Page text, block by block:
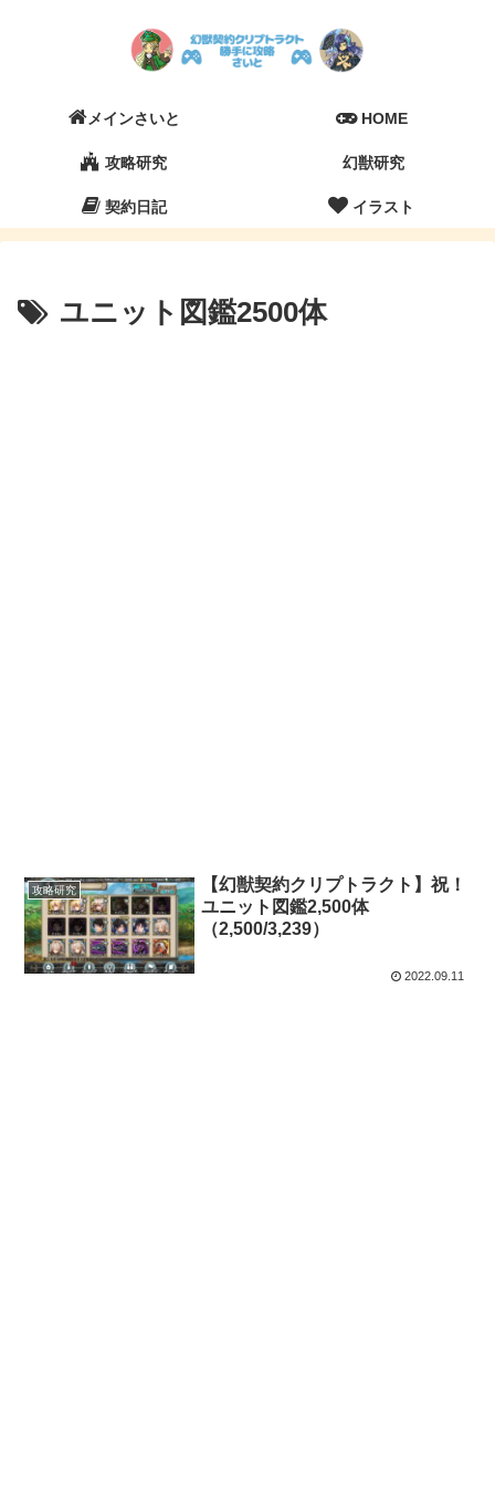
メインさいと HOME
攻略研究 幻獣研究
契約日記 イラスト
ユニット図鑑2500体
攻略研究
【幻獣契約クリプトラクト】祝！
ユニット図鑑2,500体
（2,500/3,239）
2022.09.11